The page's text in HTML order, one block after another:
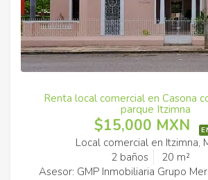
Renta local comercial en Casona
parque Itzimna
$15,000 MXN
Local comercial en Itzimna,
2 baños
20 m²
Asesor: GMP Inmobiliaria Grupo